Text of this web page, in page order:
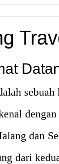
dan
dari